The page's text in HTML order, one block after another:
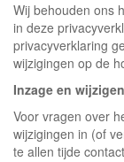
Wij behouden ons
in deze
privacyverklaring
wijzigingen op de
Inzage en
Voor vragen over
wijzigingen in (of
te allen tijde